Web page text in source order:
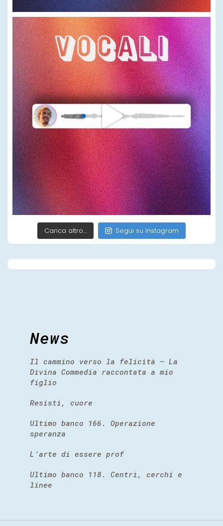
Carica altro… Segui su Instagram
News
Il cammino verso la felicità – La
Divina Commedia raccontata a mio
figlio
Resisti, cuore
Ultimo banco 166. Operazione
speranza
L’arte di essere prof
Ultimo banco 118. Centri, cerchi e
linee